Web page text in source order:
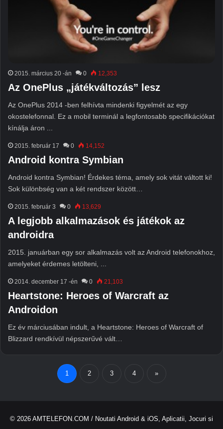
2015. március 20 -án 0 12,353
Az OnePlus „játékváltozás” lesz
Az OnePlus 2014 -ben felhívta mindenki figyelmét az egy
okostelefonnal. Ez a mobil terminál a legfontosabb specifikációkat
kínálja áron ...
2015. február 17 0 14,152
Android kontra Symbian
Android kontra Symbian! Érdekes téma, amely sok vitát váltott ki!
Sok különbség van a két rendszer között…
2015. február 3 0 13,629
A legjobb alkalmazások és játékok az
androidra
2015. januárban egy sor alkalmazás volt az Android telefonokhoz,
amelyeket érdemes letölteni, ...
2014. december 17 -én 0 21,103
Heartstone: Heroes of Warcraft az
Androidon
Ez év márciusában indult, a Heartstone: Heroes of Warcraft of
Blizzard rendkívül népszerűvé vált…
1 2 3 4 »
© 2026 AMTELEFON.COM / Noutati Android & iOS, Aplicatii, Jocuri si